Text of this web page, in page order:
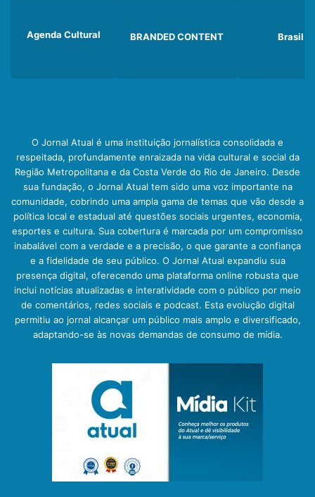
Agenda Cultural BRANDED CONTENT Brasil
O Jornal Atual é uma instituição jornalística consolidada e
respeitada, profundamente enraizada na vida cultural e social da
Região Metropolitana e da Costa Verde do Rio de Janeiro. Desde
sua fundação, o Jornal Atual tem sido uma voz importante na
comunidade, cobrindo uma ampla gama de temas que vão desde a
política local e estadual até questões sociais urgentes, economia,
esportes e cultura. Sua cobertura é marcada por um compromisso
inabalável com a verdade e a precisão, o que garante a confiança
e a fidelidade de seu público. O Jornal Atual expandiu sua
presença digital, oferecendo uma plataforma online robusta que
inclui notícias atualizadas e interatividade com o público por meio
de comentários, redes sociais e podcast. Esta evolução digital
permitiu ao jornal alcançar um público mais amplo e diversificado,
adaptando-se às novas demandas de consumo de mídia.